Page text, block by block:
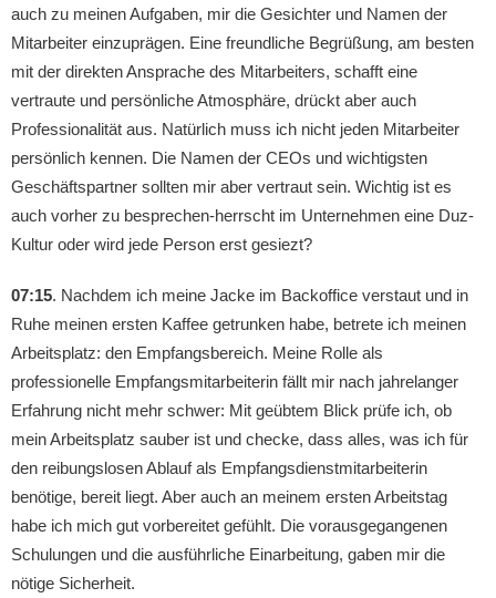
auch zu meinen Aufgaben, mir die Gesichter und Namen der
Mitarbeiter einzuprägen. Eine freundliche Begrüßung, am besten
mit der direkten Ansprache des Mitarbeiters, schafft eine
vertraute und persönliche Atmosphäre, drückt aber auch
Professionalität aus. Natürlich muss ich nicht jeden Mitarbeiter
persönlich kennen. Die Namen der CEOs und wichtigsten
Geschäftspartner sollten mir aber vertraut sein. Wichtig ist es
auch vorher zu besprechen-herrscht im Unternehmen eine Duz-
Kultur oder wird jede Person erst gesiezt?
07:15. Nachdem ich meine Jacke im Backoffice verstaut und in
Ruhe meinen ersten Kaffee getrunken habe, betrete ich meinen
Arbeitsplatz: den Empfangsbereich. Meine Rolle als
professionelle Empfangsmitarbeiterin fällt mir nach jahrelanger
Erfahrung nicht mehr schwer: Mit geübtem Blick prüfe ich, ob
mein Arbeitsplatz sauber ist und checke, dass alles, was ich für
den reibungslosen Ablauf als Empfangsdienstmitarbeiterin
benötige, bereit liegt. Aber auch an meinem ersten Arbeitstag
habe ich mich gut vorbereitet gefühlt. Die vorausgegangenen
Schulungen und die ausführliche Einarbeitung, gaben mir die
nötige Sicherheit.